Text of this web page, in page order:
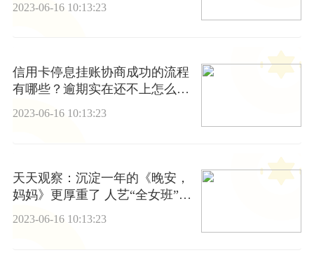
2023-06-16 10:13:23
信用卡停息挂账协商成功的流程
有哪些？逾期实在还不上怎么
办？
2023-06-16 10:13:23
天天观察：沉淀一年的《晚安，
妈妈》更厚重了 人艺“全女班”打
造女性题材
2023-06-16 10:13:23